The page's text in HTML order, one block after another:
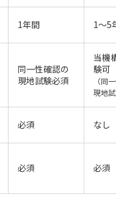
1年間 1～5
同一性確認の
現地試験必須
当機
験可
（同
現地
必須 なし
必須 必須